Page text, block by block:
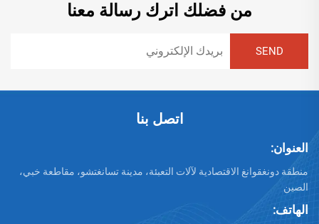
من فضلك اترك رسالة معنا
اتصل بنا
العنوان:
منطقة دونغقوانغ الاقتصادية لآلات التعبئة، مدينة تسانغتشو، مقاطعة خبي،
الصين
الهاتف: